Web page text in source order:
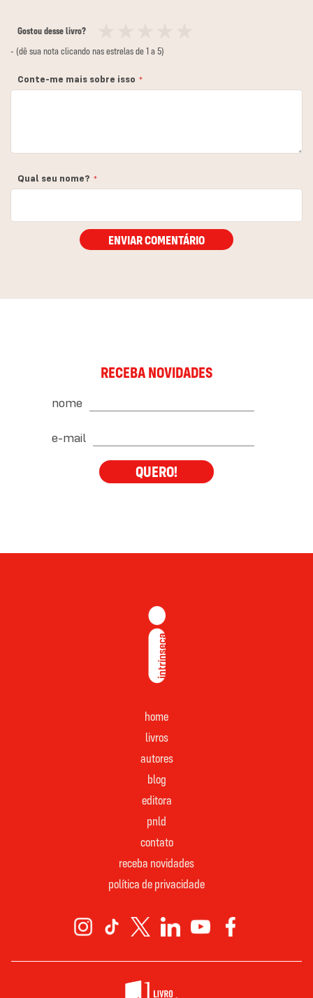
Gostou desse livro?
12
3
4
5
- (dê sua nota clicando nas estrelas de 1 a 5)
Conte-me mais sobre isso
Qual seu nome?
ENVIAR COMENTÁRIO
RECEBA NOVIDADES
nome
e-mail
QUERO!
home
livros
autores
blog
editora
pnld
contato
receba novidades
política de privacidade